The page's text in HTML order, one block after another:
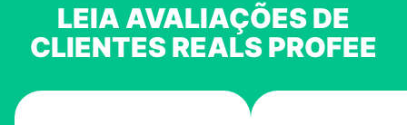
LEIA AVALIAÇÕES DE
CLIENTES REALS PROFEE